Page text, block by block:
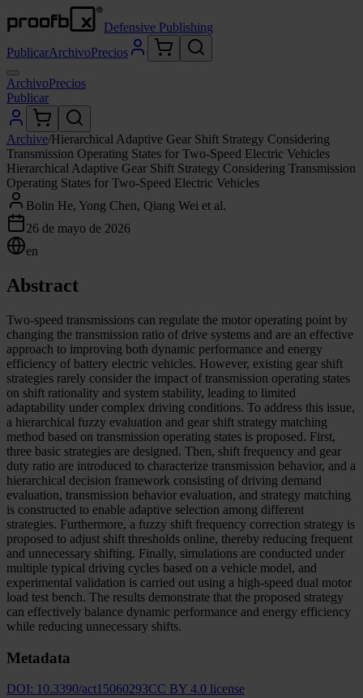
Defensive Publishing
PublicarArchivoPrecios
ArchivoPrecios
Publicar
Archive/Hierarchical Adaptive Gear Shift Strategy Considering
Transmission Operating States for Two-Speed Electric Vehicles
Hierarchical Adaptive Gear Shift Strategy Considering Transmission
Operating States for Two-Speed Electric Vehicles
Bolin He, Yong Chen, Qiang Wei et al.
26 de mayo de 2026
en
Abstract
Two-speed transmissions can regulate the motor operating point by
changing the transmission ratio of drive systems and are an effective
approach to improving both dynamic performance and energy
efficiency of battery electric vehicles. However, existing gear shift
strategies rarely consider the impact of transmission operating states
on shift rationality and system stability, leading to limited
adaptability under complex driving conditions. To address this issue,
a hierarchical fuzzy evaluation and gear shift strategy matching
method based on transmission operating states is proposed. First,
three basic strategies are designed. Then, shift frequency and gear
duty ratio are introduced to characterize transmission behavior, and a
hierarchical decision framework consisting of driving demand
evaluation, transmission behavior evaluation, and strategy matching
is constructed to enable adaptive selection among different
strategies. Furthermore, a fuzzy shift frequency correction strategy is
proposed to adjust shift thresholds online, thereby reducing frequent
and unnecessary shifting. Finally, simulations are conducted under
multiple typical driving cycles based on a vehicle model, and
experimental validation is carried out using a high-speed dual motor
load test bench. The results demonstrate that the proposed strategy
can effectively balance dynamic performance and energy efficiency
while reducing unnecessary shifts.
Metadata
DOI: 10.3390/act15060293CC BY 4.0 license